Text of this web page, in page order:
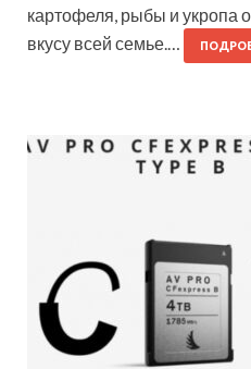
картофеля, рыбы и укропа
вкусу всей семье.…